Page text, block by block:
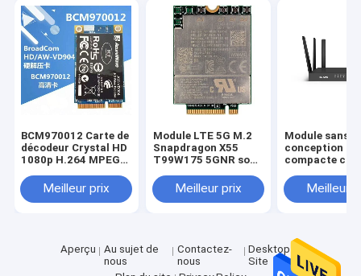
BCM970012 Carte de
décodeur Crystal HD
1080p H.264 MPEG2
matérielle Profil
élevé BCM970012
Meilleur prix
Module LTE 5G M.2
Snapdragon X55
T99W175 5GNR sous
Meilleur prix
Module sans
conception
compacte
2.0/UART
Meilleur
Aperçu
Au sujet de
nous
Contactez-
nous
Desktop
Site